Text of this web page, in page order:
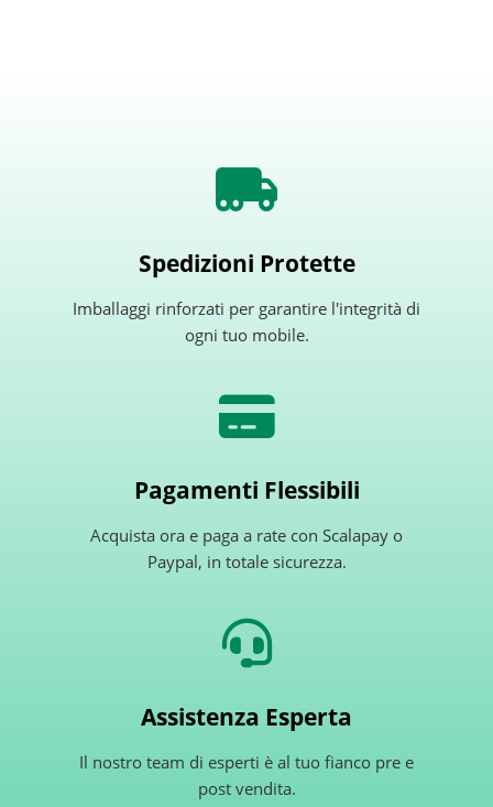
Spedizioni Protette
Imballaggi rinforzati per garantire l'integrità di
ogni tuo mobile.
Pagamenti Flessibili
Acquista ora e paga a rate con Scalapay o
Paypal, in totale sicurezza.
Assistenza Esperta
Il nostro team di esperti è al tuo fianco pre e
post vendita.